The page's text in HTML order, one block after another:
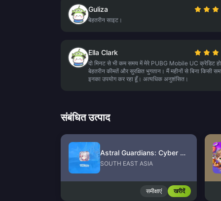
Guliza
बेहतरीन साइट।
Ella Clark
दो मिनट से भी कम समय में मेरे PUBG Mobile UC क्रेडिट
बेहतरीन कीमतें और सुरक्षित भुगतान। मैं महीनों से बिना किसी
इनका उपयोग कर रहा हूँ। अत्यधिक अनुशंसित।
संबंधित उत्पाद
Astral Guardians: Cyber Fantasy
SOUTH EAST ASIA
समीक्षाएं खरीदें